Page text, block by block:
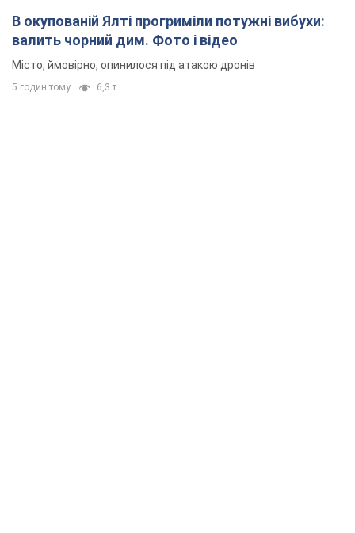
В окупованій Ялті прогриміли потужні вибухи:
валить чорний дим. Фото і відео
Місто, ймовірно, опинилося під атакою дронів
5 годин тому 6,3 т.